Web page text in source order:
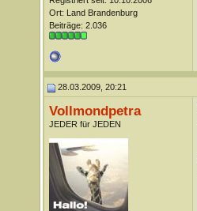
Ort: Land Brandenburg
Beiträge: 2.036
28.03.2009, 20:21
Vollmondpetra
JEDER für JEDEN